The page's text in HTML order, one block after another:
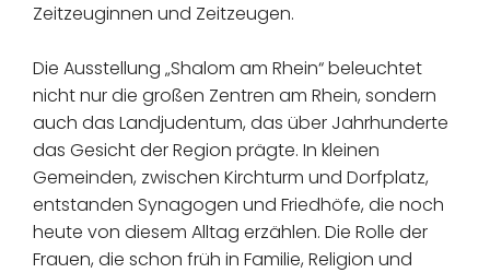
Zeitzeuginnen und Zeitzeugen.
Die Ausstellung „Shalom am Rhein“ beleuchtet
nicht nur die großen Zentren am Rhein, sondern
auch das Landjudentum, das über Jahrhunderte
das Gesicht der Region prägte. In kleinen
Gemeinden, zwischen Kirchturm und Dorfplatz,
entstanden Synagogen und Friedhöfe, die noch
heute von diesem Alltag erzählen. Die Rolle der
Frauen, die schon früh in Familie, Religion und